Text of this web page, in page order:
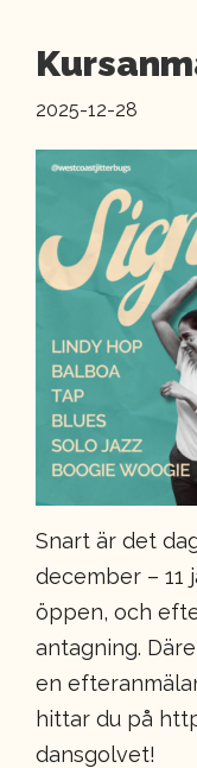
2025-12-28
Snart är det
december – 11
öppen, och
antagning.
en
hittar du på
dansgolvet!